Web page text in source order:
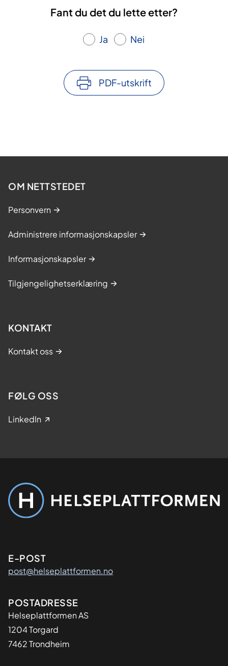
Fant du det du lette etter?
Ja Nei
PDF-utskrift
OM NETTSTEDET
Personvern
Administrere informasjonskapsler
Informasjonskapsler
Tilgjengelighetserklæring
KONTAKT
Kontakt oss
FØLG OSS
LinkedIn
Kontaktinformasjon
E-POST
post@helseplattformen.no
Adresse
POSTADRESSE
Helseplattformen AS
1204 Torgard
7462 Trondheim